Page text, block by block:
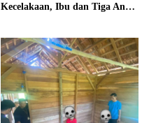
Kecelakaan, Ibu dan Tiga Anak